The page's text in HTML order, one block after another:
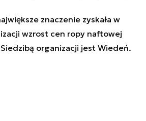
znaczenie zyskała w
wzrost cen ropy naftowej
organizacji jest Wiedeń.